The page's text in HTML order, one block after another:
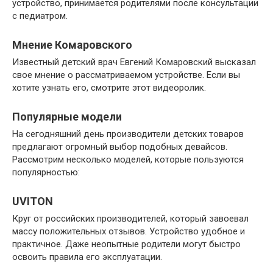
устройство, принимается родителями после консультации
с педиатром.
Мнение Комаровского
Известный детский врач Евгений Комаровский высказал
свое мнение о рассматриваемом устройстве. Если вы
хотите узнать его, смотрите этот видеоролик.
Популярные модели
На сегодняшний день производители детских товаров
предлагают огромный выбор подобных девайсов.
Рассмотрим несколько моделей, которые пользуются
популярностью:
UVITON
Круг от российских производителей, который завоевал
массу положительных отзывов. Устройство удобное и
практичное. Даже неопытные родители могут быстро
освоить правила его эксплуатации.